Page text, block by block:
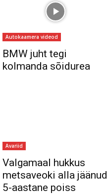
Autokaamera videod
BMW juht tegi
kolmanda sõidurea
Avariid
Valgamaal hukkus
metsaveoki alla jäänud
5-aastane poiss